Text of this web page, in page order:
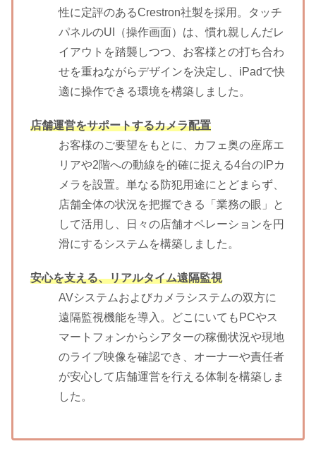
性に定評のあるCrestron社製を採用。タッチ
パネルのUI（操作画面）は、慣れ親しんだレ
イアウトを踏襲しつつ、お客様との打ち合わ
せを重ねながらデザインを決定し、iPadで快
適に操作できる環境を構築しました。
店舗運営をサポートするカメラ配置
お客様のご要望をもとに、カフェ奥の座席エ
リアや2階への動線を的確に捉える4台のIPカ
メラを設置。単なる防犯用途にとどまらず、
店舗全体の状況を把握できる「業務の眼」と
して活用し、日々の店舗オペレーションを円
滑にするシステムを構築しました。
安心を支える、リアルタイム遠隔監視
AVシステムおよびカメラシステムの双方に
遠隔監視機能を導入。どこにいてもPCやス
マートフォンからシアターの稼働状況や現地
のライブ映像を確認でき、オーナーや責任者
が安心して店舗運営を行える体制を構築しま
した。